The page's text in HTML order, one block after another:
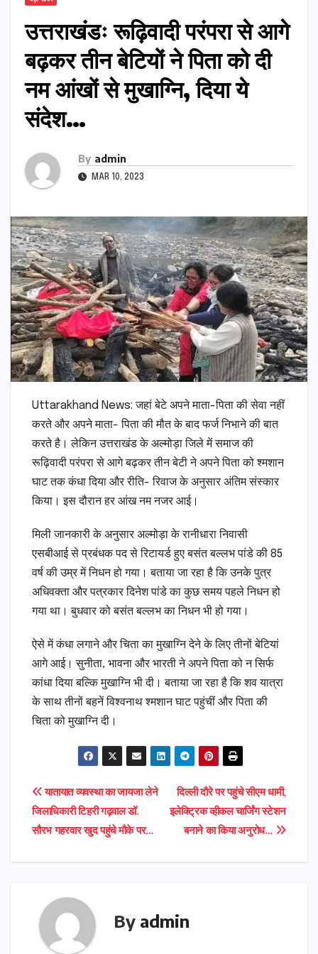
उत्तराखंडः रूढ़िवादी परंपरा से आगे
बढ़कर तीन बेटियों ने पिता को दी
नम आंखों से मुखाग्नि, दिया ये
संदेश…
By admin
MAR 10, 2023
Uttarakhand News: जहां बेटे अपने माता-पिता की सेवा नहीं
करते और अपने माता- पिता की मौत के बाद फर्ज निभाने की बात
करते है। लेकिन उत्तराखंड के अल्मोड़ा जिले में समाज की
रूढ़िवादी परंपरा से आगे बढ़कर तीन बेटी ने अपने पिता को श्मशान
घाट तक कंधा दिया और रीति- रिवाज के अनुसार अंतिम संस्कार
किया। इस दौरान हर आंख नम नजर आई।
मिली जानकारी के अनुसार अल्मोड़ा के रानीधारा निवासी
एसबीआई से प्रबंधक पद से रिटायर्ड हुए बसंत बल्लभ पांडे की 85
वर्ष की उम्र में निधन हो गया। बताया जा रहा है कि उनके पुत्र
अधिवक्ता और पत्रकार दिनेश पांडे का कुछ समय पहले निधन हो
गया था। बुधवार को बसंत बल्लभ का निधन भी हो गया।
ऐसे में कंधा लगाने और चिता का मुखाग्नि देने के लिए तीनों बेटियां
आगे आई। सुनीता, भावना और भारती ने अपने पिता को न सिर्फ
कांधा दिया बल्कि मुखाग्नि भी दी। बताया जा रहा है कि शव यात्रा
के साथ तीनों बहनें विश्वनाथ श्मशान घाट पहुंचीं और पिता की
चिता को मुखाग्नि दी।
Post
navigation
दिल्ली दौरे पर पहुंचे सीएम धामी,
इलेक्ट्रिक व्हीकल चार्जिंग स्टेशन
बनाने का किया अनुरोध…
यातायात व्यवस्था का जायजा लेने
जिलाधिकारी टिहरी गढ़वाल डॉ.
सौरभ गहरवार खुद पहुंचे मौके पर…
By admin